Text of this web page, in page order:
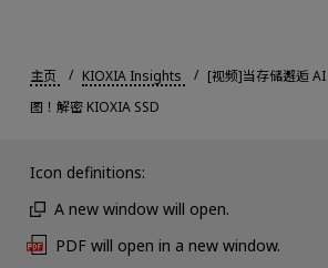
主页 KIOXIA Insights
[视频]当存储邂逅
图！解密 KIOXIA SSD
Icon definitions:
A new window will open.
PDF will open in a new window.